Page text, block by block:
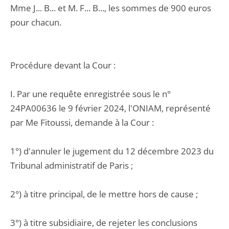
Mme J... B... et M. F... B..., les sommes de 900 euros
pour chacun.
Procédure devant la Cour :
I. Par une requête enregistrée sous le n°
24PA00636 le 9 février 2024, l'ONIAM, représenté
par Me Fitoussi, demande à la Cour :
1°) d'annuler le jugement du 12 décembre 2023 du
Tribunal administratif de Paris ;
2°) à titre principal, de le mettre hors de cause ;
3°) à titre subsidiaire, de rejeter les conclusions